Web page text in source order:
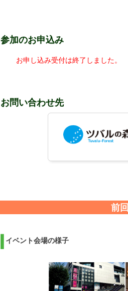
参加のお申込み
お申し込み受付は終了しました。
お問い合わせ先
前
イベント会場の様子